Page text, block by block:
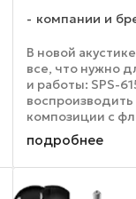
компании и
В новой
все, что нужно
и работы: SPS-
композиции с
а благодаря
Bluetooth ее
к смартфону
проигрывать
подробнее